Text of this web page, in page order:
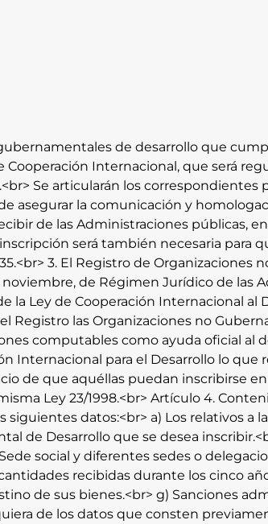
de desarrollo que
Internacional, que será
Se articularán los
asegurar la comunicación y
de las Administraciones públicas,
será también necesaria para
3. El Registro de
de Régimen Jurídico de
Ley de Cooperación Internacional al
Registro las Organizaciones no
computables como ayuda oficial al
Internacional para el Desarrollo lo
de que aquéllas puedan inscribirse
Ley 23/1998.<br> Artículo 4.
datos:<br> a) Los relativos
de Desarrollo que se desea
social y diferentes sedes o
recibidas durante los cinco
de sus bienes.<br> g) Sanciones
de los datos que consten